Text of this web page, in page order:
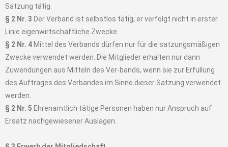
Satzung tätig.
§ 2 Nr. 3 Der Verband ist selbstlos tätig; er verfolgt nicht in erster
Linie eigenwirtschaftliche Zwecke.
§ 2 Nr. 4 Mittel des Verbands dürfen nur für die satzungsmäßigen
Zwecke verwendet werden. Die Mitglieder erhalten nur dann
Zuwendungen aus Mitteln des Ver-bands, wenn sie zur Erfüllung
des Auftrages des Verbandes im Sinne dieser Satzung verwendet
werden.
§ 2 Nr. 5 Ehrenamtlich tätige Personen haben nur Anspruch auf
Ersatz nachgewiesener Auslagen.